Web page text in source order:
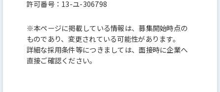
許可番号：13-ユ-306798
※本ページに掲載している情報は、募集開始時点の
ものであり、変更されている可能性があります。
詳細な採用条件等につきましては、面接時に企業へ
直接ご確認ください。